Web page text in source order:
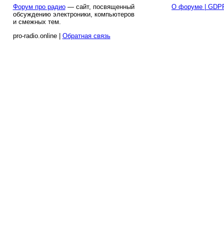
Форум про радио— сайт, посвященный
обсуждению электроники, компьютеров
и смежных тем.
pro-radio.online | Обратная связь
О форуме |